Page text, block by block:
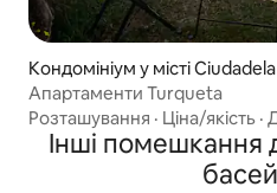
Кондомініум у місті
Апартаменти Turqueta
Розташування · Ціна/якість ·
Інші помешкання